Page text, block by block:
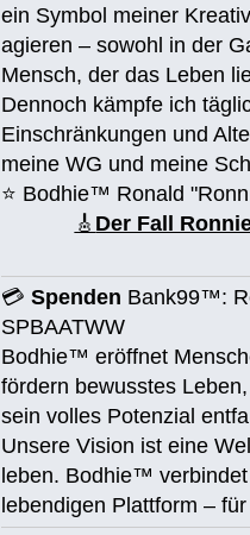
ein Symbol meiner
agieren – sowohl in der
Mensch, der das Leben
Dennoch kämpfe ich
Einschränkungen und
meine WG und meine
⭐️ Bodhie™ Ronald
🎸 Der Fall
💳Spenden Bank99™:
SPBAATWW
Bodhie™ eröffnet
fördern bewusstes
sein volles Potenzial
Unsere Vision ist eine
leben. Bodhie™
lebendigen Plattform –